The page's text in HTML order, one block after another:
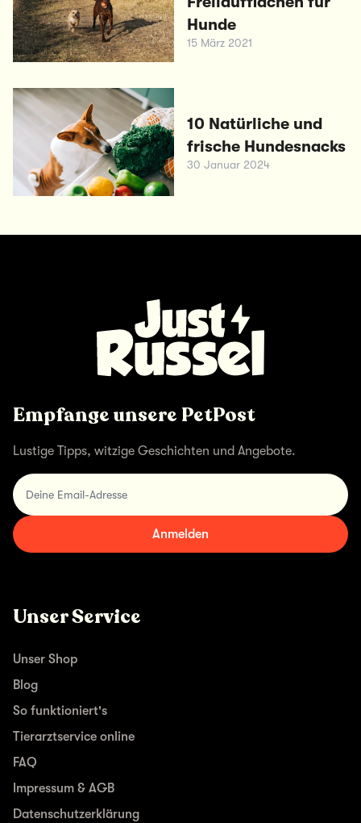
Hunde
15 März 2021
10 Natürliche und
frische Hundesnacks
30 Januar 2024
Empfange unsere PetPost
Lustige Tipps, witzige Geschichten und Angebote.
Deine Email-Adresse
Anmelden
Unser Service
Unser Shop
Blog
So funktioniert's
Tierarztservice online
FAQ
Impressum & AGB
Datenschutzerklärung